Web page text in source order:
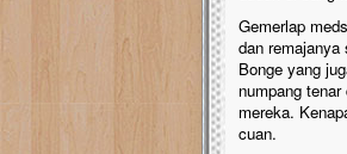
Gemerlap
dan remajanya
Bonge yang
numpang
mereka.
cuan.